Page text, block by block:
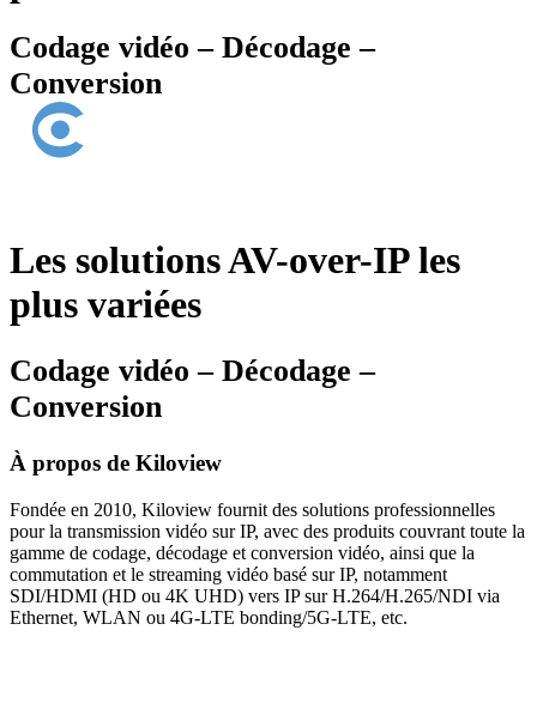
Codage vidéo – Décodage –
Conversion
Les solutions AV-over-IP les
plus variées
Codage vidéo – Décodage –
Conversion
À propos de Kiloview
Fondée en 2010, Kiloview fournit des solutions professionnelles
pour la transmission vidéo sur IP, avec des produits couvrant toute la
gamme de codage, décodage et conversion vidéo, ainsi que la
commutation et le streaming vidéo basé sur IP, notamment
SDI/HDMI (HD ou 4K UHD) vers IP sur H.264/H.265/NDI via
Ethernet, WLAN ou 4G-LTE bonding/5G-LTE, etc.